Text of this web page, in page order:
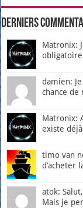
Derniers
Matronix:
damien:
chance de
Matronix:
existe
timo van
d’acheter
atok:
Mais je